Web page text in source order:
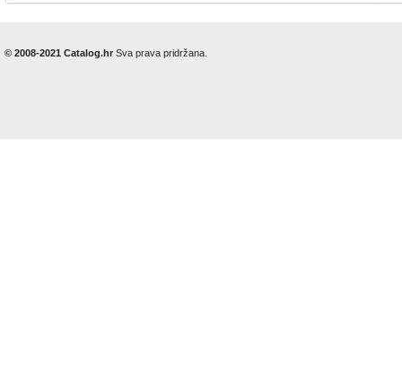
© 2008-2021 Catalog.hr Sva prava pridržana.